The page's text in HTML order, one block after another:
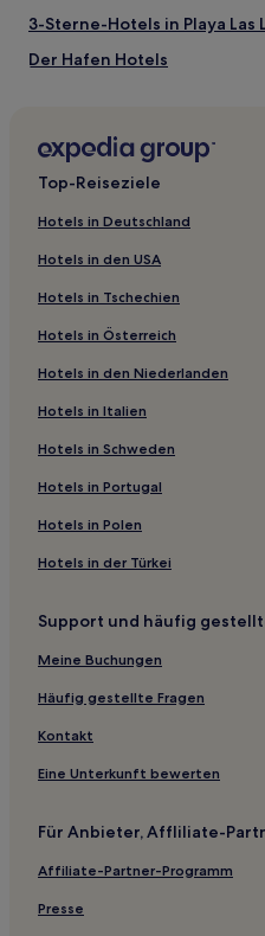
sich
ändern.
Es
Bedingungen
gelten.
3-Sterne-Hotels in Playa Las
Der Hafen Hotels
Remedios Hotels
Hotels nahe Playa Las Lajas
San Félix: Hotels
Distrikt Remedios: Hotels
Top-Reiseziele
Hotels in Deutschland
Hotels in den USA
Hotels in Tschechien
Hotels in Österreich
Hotels in den Niederlanden
Hotels in Italien
Hotels in Schweden
Hotels in Portugal
Hotels in Polen
Hotels in der Türkei
Support und häufig
Meine Buchungen
Häufig gestellte Fragen
Kontakt
Eine Unterkunft bewerten
Für Anbieter, Affliliate-
Affiliate-Partner-Programm
Presse